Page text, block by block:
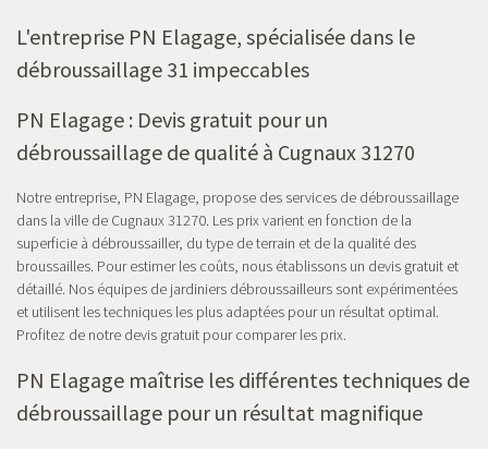
L'entreprise PN Elagage, spécialisée dans le
débroussaillage 31 impeccables
PN Elagage : Devis gratuit pour un
débroussaillage de qualité à Cugnaux 31270
Notre entreprise, PN Elagage, propose des services de débroussaillage
dans la ville de Cugnaux 31270. Les prix varient en fonction de la
superficie à débroussailler, du type de terrain et de la qualité des
broussailles. Pour estimer les coûts, nous établissons un devis gratuit et
détaillé. Nos équipes de jardiniers débroussailleurs sont expérimentées
et utilisent les techniques les plus adaptées pour un résultat optimal.
Profitez de notre devis gratuit pour comparer les prix.
PN Elagage maîtrise les différentes techniques de
débroussaillage pour un résultat magnifique